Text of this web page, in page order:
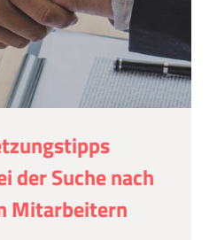
der Suche nach
Mitarbeitern